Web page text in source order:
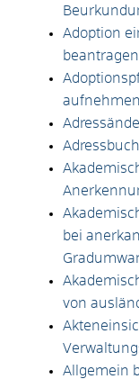
Adoption
beantragen
aufnehmen
bei
von
Allgemein